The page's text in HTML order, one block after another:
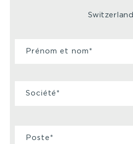
Switzerland